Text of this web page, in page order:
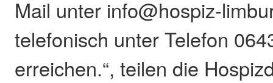
Mail unter info@hospiz-
telefonisch unter Telefon
erreichen.“, teilen die